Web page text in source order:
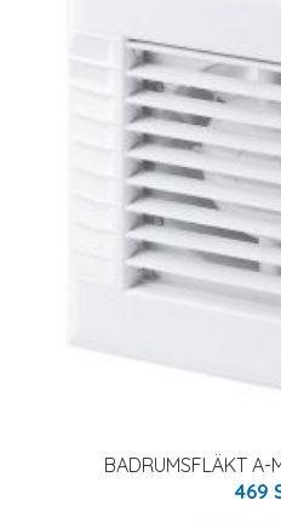
BADRUMSFLÄKT A-
469